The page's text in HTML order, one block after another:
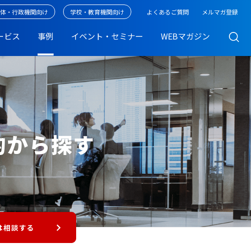
・行政機関向け 学校・教育機関向け よくあるご質問 メルマガ登録
ビス 事例 イベント・セミナー WEBマガジン
ら探す
相談する